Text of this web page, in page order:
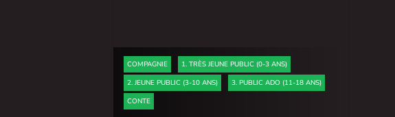
COMPAGNIE
1. TRÈS JEUNE PUBLIC (0-3 ANS)
2. JEUNE PUBLIC (3-10 ANS)
3. PUBLIC ADO (11-18 ANS)
CONTE